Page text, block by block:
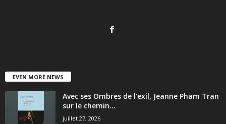
EVEN MORE NEWS
Avec ses Ombres de l’exil, Jeanne Pham Tran
sur le chemin...
juillet 27, 2026